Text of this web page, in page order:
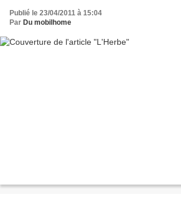
Publié le 23/04/2011 à 15:04
Par Du mobilhome